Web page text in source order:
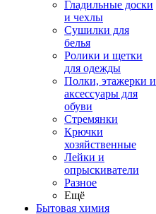
Гладильные доски
и чехлы
Сушилки для
белья
Ролики и щетки
для одежды
Полки, этажерки и
аксессуары для
обуви
Стремянки
Крючки
хозяйственные
Лейки и
опрыскиватели
Разное
Ещё
Бытовая химия